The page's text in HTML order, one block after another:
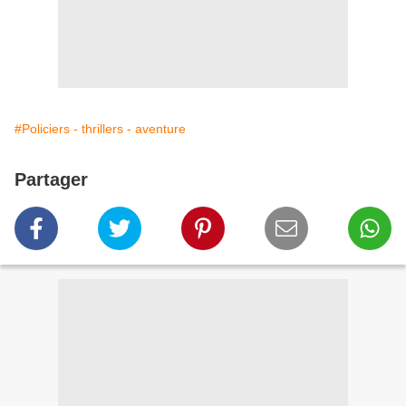
#Policiers - thrillers - aventure
Partager